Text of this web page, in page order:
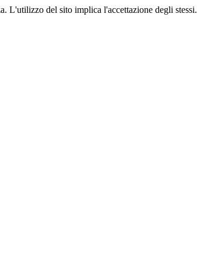
L'utilizzo del sito implica l'accettazione degli stessi.